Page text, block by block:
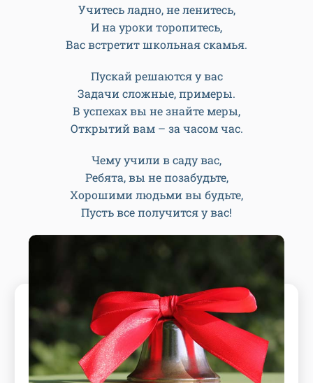
Учитесь ладно, не ленитесь,
И на уроки торопитесь,
Вас встретит школьная скамья.
Пускай решаются у вас
Задачи сложные, примеры.
В успехах вы не знайте меры,
Открытий вам – за часом час.
Чему учили в саду вас,
Ребята, вы не позабудьте,
Хорошими людьми вы будьте,
Пусть все получится у вас!